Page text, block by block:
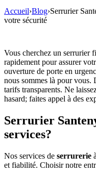
Accueil›Blog›Serrurier
votre sécurité
Vous cherchez un serrurier
rapidement pour assurer
ouverture de porte en
nous sommes là pour vous.
tarifs transparents. Ne
hasard; faites appel à des
Serrurier
services?
Nos services de serrurerie
et fiabilité. Choisir notre